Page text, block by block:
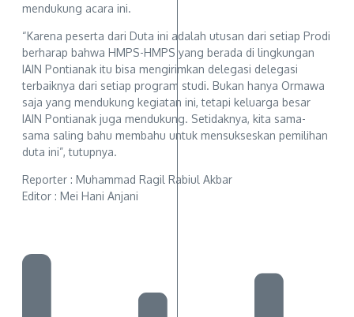
mendukung acara ini.
“Karena peserta dari Duta ini adalah utusan dari setiap Prodi
berharap bahwa HMPS-HMPS yang berada di lingkungan
IAIN Pontianak itu bisa mengirimkan delegasi delegasi
terbaiknya dari setiap program studi. Bukan hanya Ormawa
saja yang mendukung kegiatan ini, tetapi keluarga besar
IAIN Pontianak juga mendukung. Setidaknya, kita sama-
sama saling bahu membahu untuk mensukseskan pemilihan
duta ini”, tutupnya.
Reporter : Muhammad Ragil Rabiul Akbar
Editor : Mei Hani Anjani